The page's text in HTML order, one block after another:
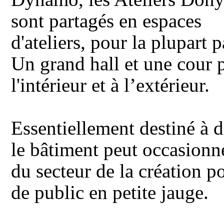
sont partagés en espaces
d'ateliers, pour la plupart
Un grand hall et une cour
l'intérieur et à l’extérieur.
Essentiellement destiné à
le bâtiment peut
du secteur de la création
de public en petite jauge.